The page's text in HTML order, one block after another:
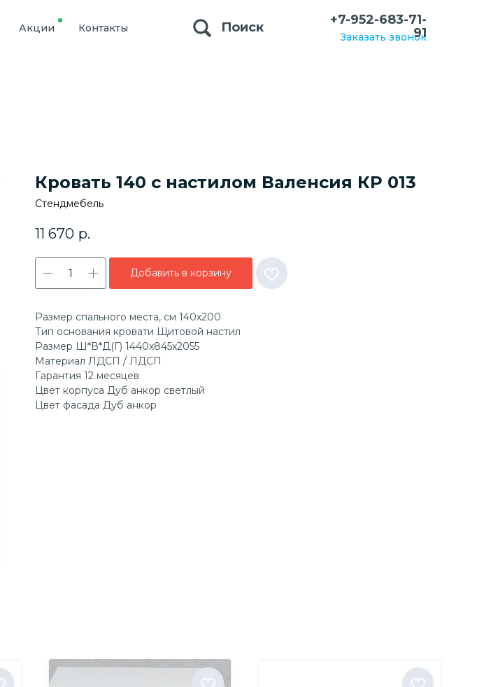
Заказать звонок
+7-952-683-71-
91
Акции Контакты Поиск
Кровать 140 с настилом Валенсия КР 013
Стендмебель
11 670 р.
Добавить в корзину
Размер спального места, см 140х200
Тип основания кровати Щитовой настил
Размер Ш*В*Д(Г) 1440х845х2055
Материал ЛДСП / ЛДСП
Гарантия 12 месяцев
Цвет корпуса Дуб анкор светлый
Цвет фасада Дуб анкор